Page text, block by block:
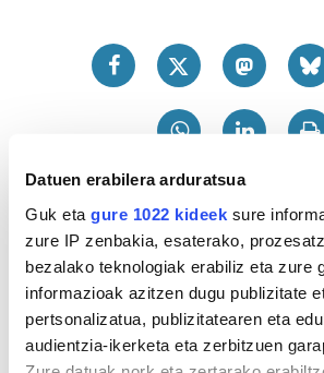
Datuen erabilera arduratsua
Guk eta gure 1022 kideek sure
zure IP zenbakia, esaterako,
bezalako teknologiak erabiliz eta zure
informazioak azitzen dugu publizitate
pertsonalizatua, publizitatearen eta
audientzia-ikerketa eta zerbitzuen